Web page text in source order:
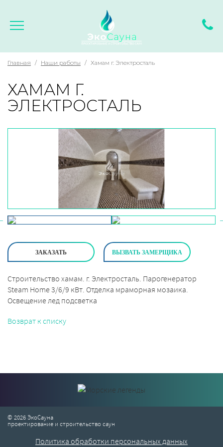
Главная / Наши работы / Хамам г. Электросталь
ХАМАМ Г.
ЭЛЕКТРОСТАЛЬ
ЗАКАЗАТЬ ВЫЗВАТЬ ЗАМЕРЩИКА
Строительство хамам. г. Электросталь. Парогенератор
Steam Home 3/6/9 кВт. Отделка мраморная мозаика.
Освещение лед подсветка
Возврат к списку
© 2026 ЭкоСауна
проектирование и строительство саун
Политика обработки персональных данных